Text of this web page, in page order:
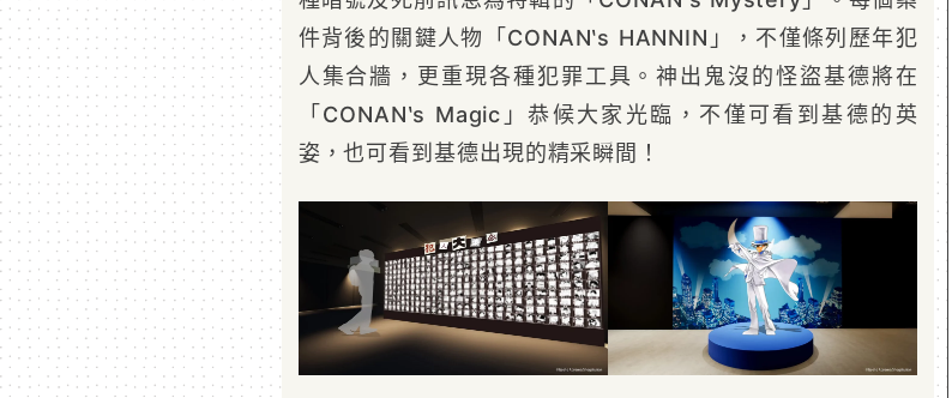
件背後的關鍵人物「CONAN‵s HANNIN」，不僅條列歷年犯
人集合牆，更重現各種犯罪工具。神出鬼沒的怪盜基德將在
「CONAN‵s Magic」恭候大家光臨，不僅可看到基德的英
姿，也可看到基德出現的精采瞬間！